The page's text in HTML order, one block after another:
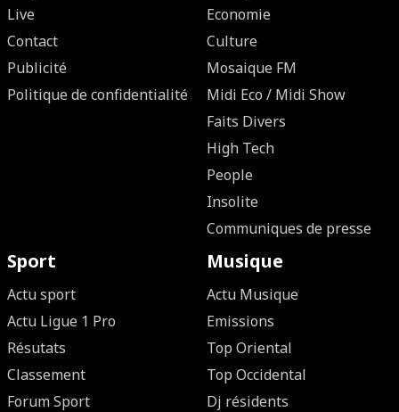
Live
Contact
Publicité
Politique de confidentialité
Economie
Culture
Mosaique FM
Midi Eco / Midi Show
Faits Divers
High Tech
People
Insolite
Communiques de presse
Sport
Actu sport
Actu Ligue 1 Pro
Résutats
Classement
Forum Sport
Musique
Actu Musique
Emissions
Top Oriental
Top Occidental
Dj résidents